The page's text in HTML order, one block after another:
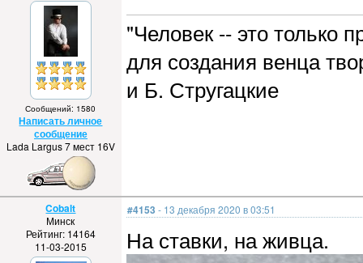
Сообщений: 1580
Написать личное
сообщение
Lada Largus 7 мест 16V
"Человек -- это только
для создания венца
и Б. Стругацкие
Cobalt
Минск
Рейтинг: 14164
11-03-2015
#4153 - 13 декабря 2020 в 03:51
На ставки, на живца.